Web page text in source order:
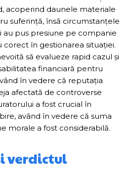
acoperind daunele materiale
suferință, însă circumstanțele
au pus presiune pe companie
corect în gestionarea situației.
să evalueze rapid cazul și
financiară pentru
în vedere că reputația
afectată de controverse
a fost crucial în
având în vedere că suma
morale a fost considerabilă.
verdictul